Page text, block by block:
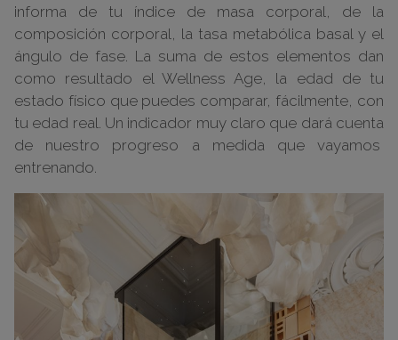
informa de tu índice de masa corporal, de la
composición corporal, la tasa metabólica basal y el
ángulo de fase. La suma de estos elementos dan
como resultado el Wellness Age, la edad de tu
estado físico que puedes comparar, fácilmente, con
tu edad real. Un indicador muy claro que dará cuenta
de nuestro progreso a medida que vayamos
entrenando.